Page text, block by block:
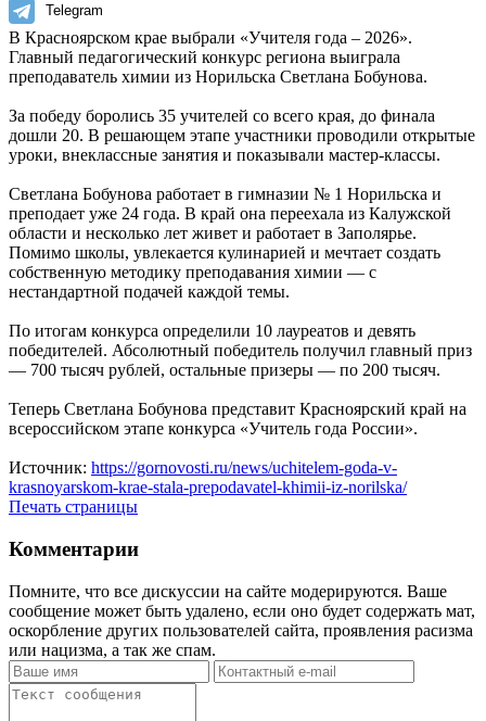
Telegram
В Красноярском крае выбрали «Учителя года – 2026».
Главный педагогический конкурс региона выиграла
преподаватель химии из Норильска Светлана Бобунова.
За победу боролись 35 учителей со всего края, до финала
дошли 20. В решающем этапе участники проводили открытые
уроки, внеклассные занятия и показывали мастер-классы.
Светлана Бобунова работает в гимназии № 1 Норильска и
преподает уже 24 года. В край она переехала из Калужской
области и несколько лет живет и работает в Заполярье.
Помимо школы, увлекается кулинарией и мечтает создать
собственную методику преподавания химии — с
нестандартной подачей каждой темы.
По итогам конкурса определили 10 лауреатов и девять
победителей. Абсолютный победитель получил главный приз
— 700 тысяч рублей, остальные призеры — по 200 тысяч.
Теперь Светлана Бобунова представит Красноярский край на
всероссийском этапе конкурса «Учитель года России».
Источник: https://gornovosti.ru/news/uchitelem-goda-v-
krasnoyarskom-krae-stala-prepodavatel-khimii-iz-norilska/
Печать страницы
Комментарии
Помните, что все дискуссии на сайте модерируются. Ваше
сообщение может быть удалено, если оно будет содержать мат,
оскорбление других пользователей сайта, проявления расизма
или нацизма, а так же спам.